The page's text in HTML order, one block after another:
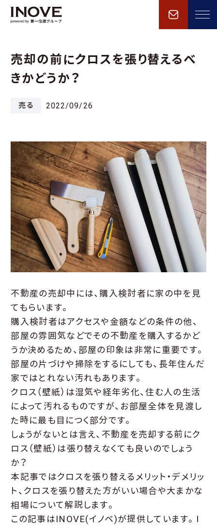
売却の前にクロスを張り替えるべ
きかどうか？
売る 2022/09/26
不動産の売却中には、購入検討者に家の中を見
てもらいます。
購入検討者はアクセスや金額などの条件の他、
部屋の雰囲気などでその不動産を購入するかど
うか決めるため、部屋の印象は非常に重要です。
部屋の片づけや掃除をするにしても、長年住んだ
家ではとれない汚れもあります。
クロス（壁紙）は湿気や経年劣化、住む人の生活
によって汚れるものですが、お部屋全体を見渡し
た時に最も目につく部分です。
しょうがないとは言え、不動産を売却する前にク
ロス（壁紙）は張り替えなくても良いのでしょう
か？
本記事ではクロスを張り替えるメリット・デメリッ
ト、クロスを張り替えた方がいい場合や大まかな
相場について解説します。
この記事はINOVE(イノベ)が提供しています。I